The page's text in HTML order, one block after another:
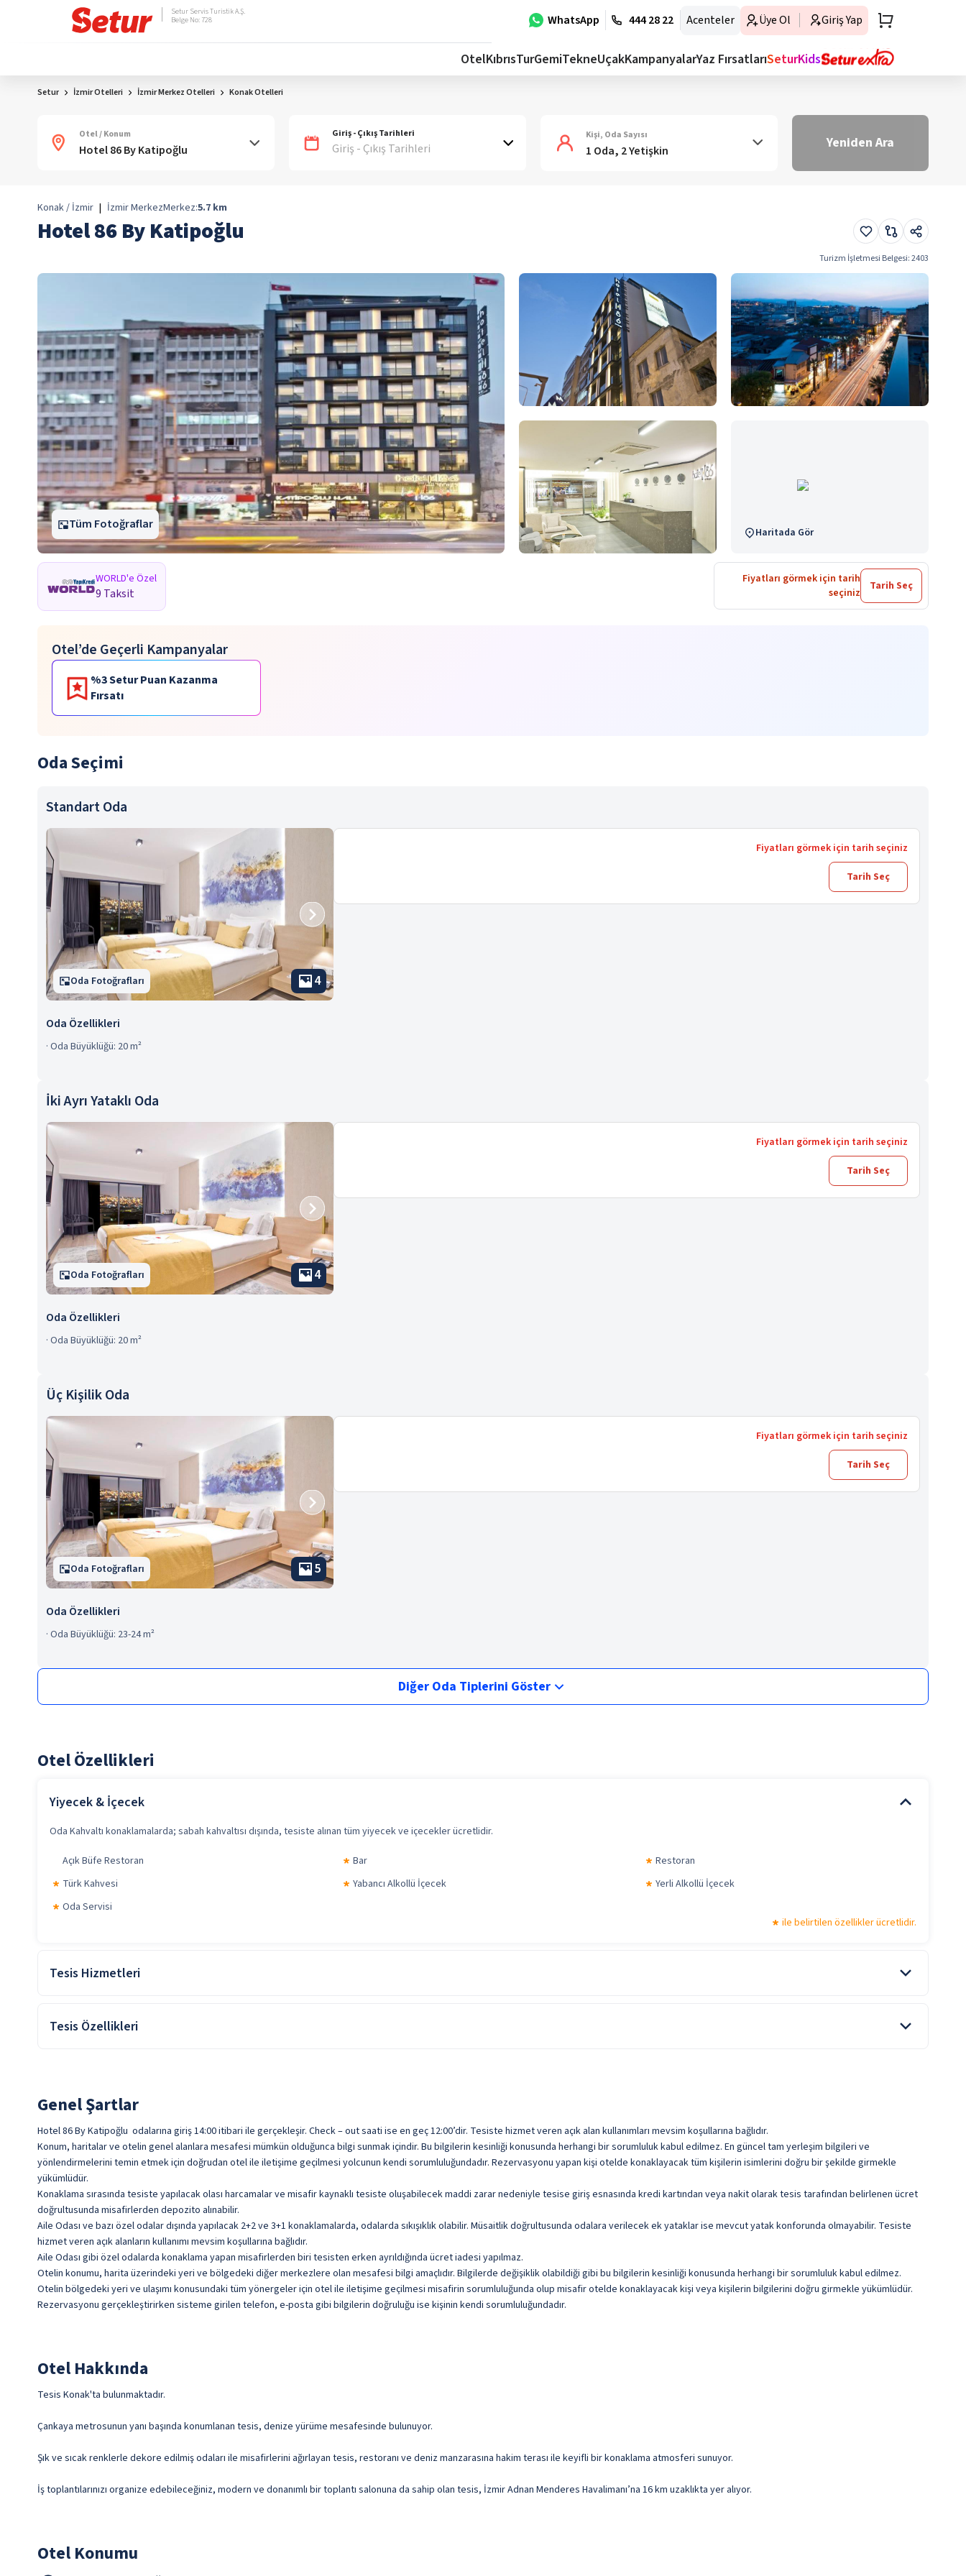
WhatsApp 444 28 22 Acenteler Üye Ol Giriş Yap
Setur Servis Turistik A.Ş.
Belge No: 728
OtelKıbrısTurGemiTekneUçakKampanyalarYaz FırsatlarıSeturKids
Setur İzmir Otelleri İzmir Merkez Otelleri Konak Otelleri
Otel / Konum Giriş - Çıkış Tarihleri
Giriş - Çıkış Tarihleri
Kişi, Oda Sayısı
1 Oda, 2 Yetişkin Yeniden Ara
Konak / İzmir | İzmir MerkezMerkez:5.7 km
Hotel 86 By Katipoğlu
Turizm İşletmesi Belgesi:2403
Tüm Fotoğraflar
Haritada Gör
WORLD'e Özel
9 Taksit
Fiyatları görmek için tarih
seçiniz
Tarih Seç
Otel’de Geçerli Kampanyalar
%3 Setur Puan Kazanma
Fırsatı
Oda Seçimi
Standart Oda
Oda Fotoğrafları 4
Oda Özellikleri
· Oda Büyüklüğü: 20 m²
Fiyatları görmek için tarih seçiniz
Tarih Seç
İki Ayrı Yataklı Oda
Oda Fotoğrafları 4
Oda Özellikleri
· Oda Büyüklüğü: 20 m²
Fiyatları görmek için tarih seçiniz
Tarih Seç
Üç Kişilik Oda
Oda Fotoğrafları 5
Oda Özellikleri
· Oda Büyüklüğü: 23-24 m²
Fiyatları görmek için tarih seçiniz
Tarih Seç
Diğer Oda Tiplerini Göster
Otel Özellikleri
Yiyecek & İçecek
Oda Kahvaltı konaklamalarda; sabah kahvaltısı dışında, tesiste alınan tüm yiyecek ve içecekler ücretlidir.
Açık Büfe Restoran Bar
Restoran
Türk Kahvesi
Yabancı Alkollü İçecek
Yerli Alkollü İçecek
Oda Servisi
ile belirtilen özellikler ücretlidir.
Tesis Hizmetleri
24 Saat Resepsiyon Hizmeti
Tesis Özellikleri
Genel Şartlar
Hotel 86 By Katipoğlu odalarına giriş 14:00 itibari ile gerçekleşir. Check – out saati ise en geç 12:00’dir. Tesiste hizmet veren açık alan kullanımları mevsim koşullarına bağlıdır.
Konum, haritalar ve otelin genel alanlara mesafesi mümkün olduğunca bilgi sunmak içindir. Bu bilgilerin kesinliği konusunda herhangi bir sorumluluk kabul edilmez. En güncel tam yerleşim bilgileri ve
yönlendirmelerini temin etmek için doğrudan otel ile iletişime geçilmesi yolcunun kendi sorumluluğundadır. Rezervasyonu yapan kişi otelde konaklayacak tüm kişilerin isimlerini doğru bir şekilde girmekle
yükümlüdür.
Konaklama sırasında tesiste yapılacak olası harcamalar ve misafir kaynaklı tesiste oluşabilecek maddi zarar nedeniyle tesise giriş esnasında kredi kartından veya nakit olarak tesis tarafından belirlenen ücret
doğrultusunda misafirlerden depozito alınabilir.
Aile Odası ve bazı özel odalar dışında yapılacak 2+2 ve 3+1 konaklamalarda, odalarda sıkışıklık olabilir. Müsaitlik doğrultusunda odalara verilecek ek yataklar ise mevcut yatak konforunda olmayabilir. Tesiste
hizmet veren açık alanların kullanımı mevsim koşullarına bağlıdır.
Aile Odası gibi özel odalarda konaklama yapan misafirlerden biri tesisten erken ayrıldığında ücret iadesi yapılmaz.
Otelin konumu, harita üzerindeki yeri ve bölgedeki diğer merkezlere olan mesafesi bilgi amaçlıdır. Bilgilerde değişiklik olabildiği gibi bu bilgilerin kesinliği konusunda herhangi bir sorumluluk kabul edilmez.
Otelin bölgedeki yeri ve ulaşımı konusundaki tüm yönergeler için otel ile iletişime geçilmesi misafirin sorumluluğunda olup misafir otelde konaklayacak kişi veya kişilerin bilgilerini doğru girmekle yükümlüdür.
Rezervasyonu gerçekleştirirken sisteme girilen telefon, e-posta gibi bilgilerin doğruluğu ise kişinin kendi sorumluluğundadır.
Otel Hakkında
Tesis Konak'ta bulunmaktadır.
Çankaya metrosunun yanı başında konumlanan tesis, denize yürüme mesafesinde bulunuyor.
Şık ve sıcak renklerle dekore edilmiş odaları ile misafirlerini ağırlayan tesis, restoranı ve deniz manzarasına hakim terası ile keyifli bir konaklama atmosferi sunuyor.
İş toplantılarınızı organize edebileceğiniz, modern ve donanımlı bir toplantı salonuna da sahip olan tesis, İzmir Adnan Menderes Havalimanı’na 16 km uzaklıkta yer alıyor.
Otel Konumu